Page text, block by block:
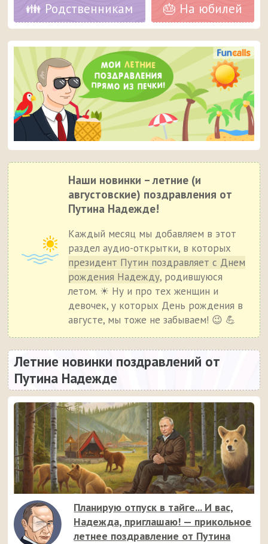
👪 Родственникам 🎂 На юбилей
Наши новинки – летние (и
августовские) поздравления от
Путина Надежде!
Каждый месяц мы добавляем в этот
раздел аудио-открытки, в которых
президент Путин поздравляет с Днем
рождения Надежду, родившуюся
летом. ☀ Ну и про тех женщин и
девочек, у которых День рождения в
августе, мы тоже не забываем! 😉 💪
Летние новинки поздравлений от
Путина Надежде
Планирую отпуск в тайге... И вас,
Надежда, приглашаю! — прикольное
летнее поздравление от Путина